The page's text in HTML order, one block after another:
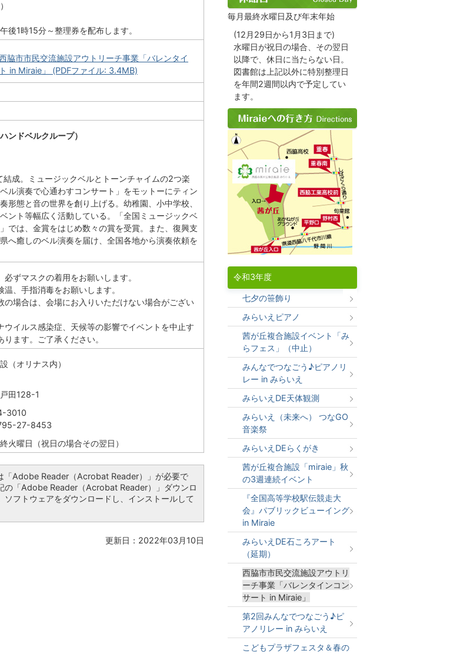
後1時15分～整理券を配布します。
西脇市市民交流施設アウトリーチ事業「バレンタイ
in Miraie」 (PDFファイル: 3.4MB)
ンドベルクループ）
成。ミュージックベルとトーンチャイムの2つ楽
ル演奏で心通わすコンサート」をモットーにティン
形態と音の世界を創り上げる。幼稚園、小中学校、
ント等幅広く活動している。「全国ミュージックベ
では、金賞をはじめ数々の賞を受賞。また、復興支
へ癒しのベル演奏を届け、全国各地から演奏依頼を
必ずマスクの着用をお願いします。
温、手指消毒をお願いします。
の場合は、会場にお入りいただけない場合がござい
ウイルス感染症、天候等の影響でイベントを中止す
ります。ご了承ください。
（オリナス内）
田128-1
3010
27-8453
火曜日（祝日の場合その翌日）
「Adobe Reader（Acrobat Reader）」が必要で
の「Adobe Reader（Acrobat Reader）」ダウンロ
ソフトウェアをダウンロードし、インストールして
更新日：2022年03月10日
毎月最終水曜日及び年末年始
(12月29日から1月3日まで)
水曜日が祝日の場合、その翌日
以降で、休日に当たらない日。
図書館は上記以外に特別整理日
を年間2週間以内で予定してい
ます。
令和3年度
七夕の笹飾り
みらいえピアノ
茜が丘複合施設イベント「み
らフェス」（中止）
みんなでつなごう♪ピアノリ
レー in みらいえ
みらいえDE天体観測
みらいえ（未来へ） つなGO
音楽祭
みらいえDEらくがき
茜が丘複合施設「miraie」秋
の3週連続イベント
『全国高等学校駅伝競走大
会』パブリックビューイング
in Miraie
みらいえDE石ころアート
（延期）
西脇市市民交流施設アウトリ
ーチ事業「バレンタインコン
サート in Miraie」
第2回みんなでつなごう♪ピ
アノリレー in みらいえ
こどもプラザフェスタ＆春の